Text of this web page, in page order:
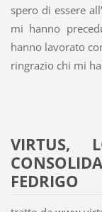
spero di essere
mi hanno
hanno lavorato
ringrazio chi mi
VIRTUS,
FEDRIGO